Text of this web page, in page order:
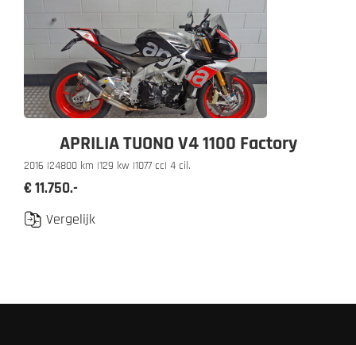
APRILIA TUONO V4 1100 Factory
2016 |24800 km |129 kw |1077 cc| 4 cil.
€ 11.750.-
Vergelijk